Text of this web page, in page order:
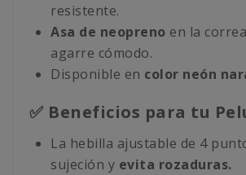
resistente.
Asa de neopreno en la
agarre cómodo.
Disponible en color neón
✅ Beneficios para tu
La hebilla ajustable de 4
sujeción y evita rozaduras.